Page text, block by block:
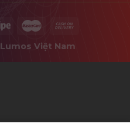
Lumos Việt Nam